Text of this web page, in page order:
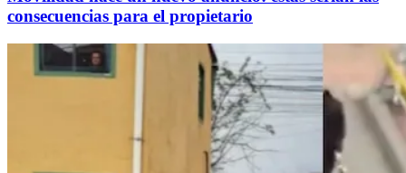
consecuencias para el propietario